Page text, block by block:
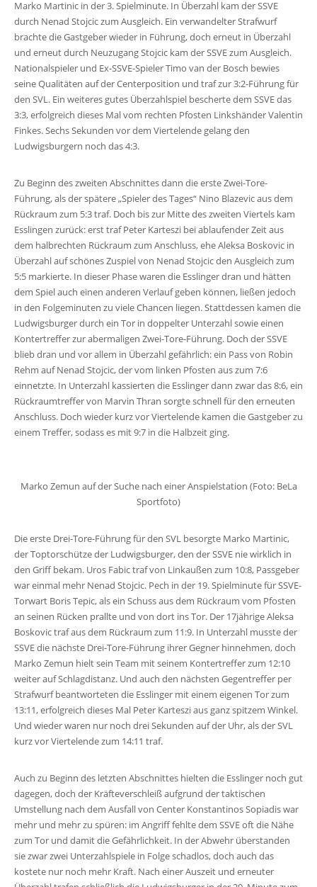
Marko Martinic in der 3. Spielminute. In Überzahl kam der SSVE
durch Nenad Stojcic zum Ausgleich. Ein verwandelter Strafwurf
brachte die Gastgeber wieder in Führung, doch erneut in Überzahl
und erneut durch Neuzugang Stojcic kam der SSVE zum Ausgleich.
Nationalspieler und Ex-SSVE-Spieler Timo van der Bosch bewies
seine Qualitäten auf der Centerposition und traf zur 3:2-Führung für
den SVL. Ein weiteres gutes Überzahlspiel bescherte dem SSVE das
3:3, erfolgreich dieses Mal vom rechten Pfosten Linkshänder Valentin
Finkes. Sechs Sekunden vor dem Viertelende gelang den
Ludwigsburgern noch das 4:3.
Zu Beginn des zweiten Abschnittes dann die erste Zwei-Tore-
Führung, als der spätere „Spieler des Tages“ Nino Blazevic aus dem
Rückraum zum 5:3 traf. Doch bis zur Mitte des zweiten Viertels kam
Esslingen zurück: erst traf Peter Karteszi bei ablaufender Zeit aus
dem halbrechten Rückraum zum Anschluss, ehe Aleksa Boskovic in
Überzahl auf schönes Zuspiel von Nenad Stojcic den Ausgleich zum
5:5 markierte. In dieser Phase waren die Esslinger dran und hätten
dem Spiel auch einen anderen Verlauf geben können, ließen jedoch
in den Folgeminuten zu viele Chancen liegen. Stattdessen kamen die
Ludwigsburger durch ein Tor in doppelter Unterzahl sowie einen
Kontertreffer zur abermaligen Zwei-Tore-Führung. Doch der SSVE
blieb dran und vor allem in Überzahl gefährlich: ein Pass von Robin
Rehm auf Nenad Stojcic, der vom linken Pfosten aus zum 7:6
einnetzte. In Unterzahl kassierten die Esslinger dann zwar das 8:6, ein
Rückraumtreffer von Marvin Thran sorgte schnell für den erneuten
Anschluss. Doch wieder kurz vor Viertelende kamen die Gastgeber zu
einem Treffer, sodass es mit 9:7 in die Halbzeit ging.
Marko Zemun auf der Suche nach einer Anspielstation (Foto: BeLa
Sportfoto)
Die erste Drei-Tore-Führung für den SVL besorgte Marko Martinic,
der Toptorschütze der Ludwigsburger, den der SSVE nie wirklich in
den Griff bekam. Uros Fabic traf von Linkaußen zum 10:8, Passgeber
war einmal mehr Nenad Stojcic. Pech in der 19. Spielminute für SSVE-
Torwart Boris Tepic, als ein Schuss aus dem Rückraum vom Pfosten
an seinen Rücken prallte und von dort ins Tor. Der 17jährige Aleksa
Boskovic traf aus dem Rückraum zum 11:9. In Unterzahl musste der
SSVE die nächste Drei-Tore-Führung ihrer Gegner hinnehmen, doch
Marko Zemun hielt sein Team mit seinem Kontertreffer zum 12:10
weiter auf Schlagdistanz. Und auch den nächsten Gegentreffer per
Strafwurf beantworteten die Esslinger mit einem eigenen Tor zum
13:11, erfolgreich dieses Mal Peter Karteszi aus ganz spitzem Winkel.
Und wieder waren nur noch drei Sekunden auf der Uhr, als der SVL
kurz vor Viertelende zum 14:11 traf.
Auch zu Beginn des letzten Abschnittes hielten die Esslinger noch gut
dagegen, doch der Kräfteverschleiß aufgrund der taktischen
Umstellung nach dem Ausfall von Center Konstantinos Sopiadis war
mehr und mehr zu spüren: im Angriff fehlte dem SSVE oft die Nähe
zum Tor und damit die Gefährlichkeit. In der Abwehr überstanden
sie zwar zwei Unterzahlspiele in Folge schadlos, doch auch das
kostete nur noch mehr Kraft. Nach einer Auszeit und erneuter